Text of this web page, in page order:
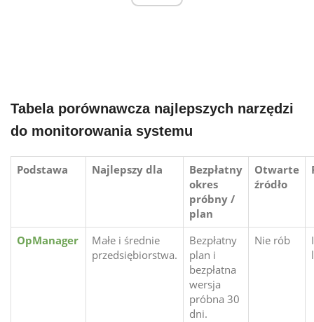
Tabela porównawcza najlepszych narzędzi
do monitorowania systemu
Podstawa Najlepszy dla
Bezpłatny
okres
próbny /
plan
Otwarte
źródło
OpManager
Małe i średnie
przedsiębiorstwa.
Bezpłatny
plan i
bezpłatna
wersja
próbna 30
dni.
Nie rób